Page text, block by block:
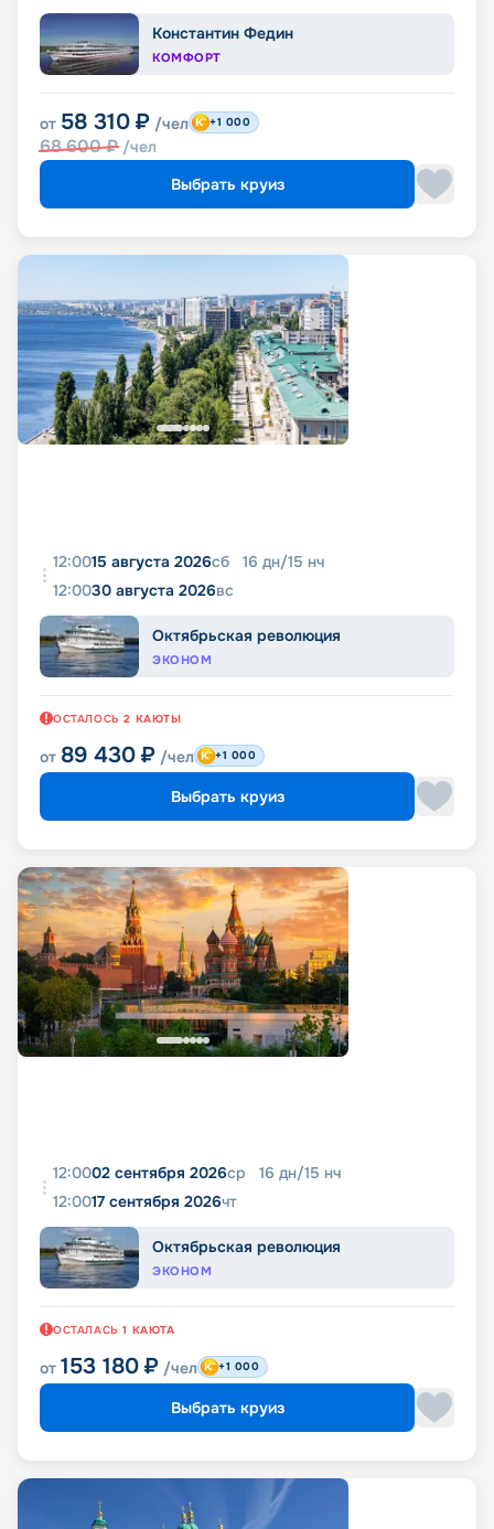
Константин Федин
КОМФОРТ
от 58 310 ₽ /чел
68 600₽ /чел
+1 000
Выбрать круиз
12:0015 августа 2026сб 16 дн/15 нч
12:0030 августа 2026вс
Октябрьская революция
ЭКОНОМ
ОСТАЛОСЬ 2 КАЮТЫ
от 89 430 ₽ /чел +1 000
Выбрать круиз
12:0002 сентября 2026ср 16 дн/15 нч
12:0017 сентября 2026чт
Октябрьская революция
ЭКОНОМ
ОСТАЛАСЬ 1 КАЮТА
от 153 180 ₽ /чел +1 000
Выбрать круиз